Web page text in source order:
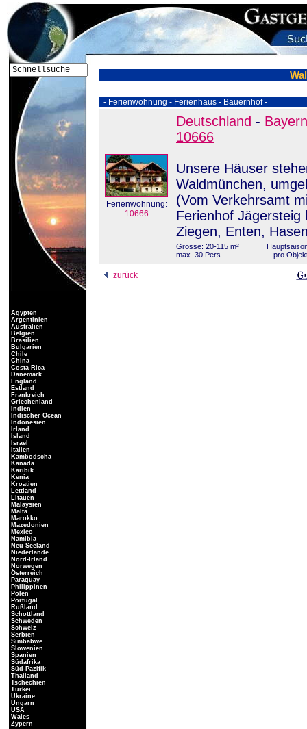
- Ferienwohnung - Ferienhaus - Bauernhof -
Ferienwohnung:
10666
Deutschland - Bayern
10666
Unsere Häuser
Waldmünchen,
(Vom Verkehrsamt
Ferienhof Jägersteig
Ziegen, Enten,
Grösse: 20-115 m²
max. 30 Pers.
pro
zurück
Ägypten
Argentinien
Australien
Belgien
Brasilien
Bulgarien
Chile
China
Costa Rica
Dänemark
England
Estland
Frankreich
Griechenland
Indien
Indischer Ocean
Indonesien
Irland
Island
Israel
Italien
Kambodscha
Kanada
Karibik
Kenia
Kroatien
Lettland
Litauen
Malaysien
Malta
Marokko
Mazedonien
Mexico
Namibia
Neu Seeland
Niederlande
Nord-Irland
Norwegen
Österreich
Paraguay
Philippinen
Polen
Portugal
Rußland
Schottland
Schweden
Schweiz
Serbien
Simbabwe
Slowenien
Spanien
Südafrika
Süd-Pazifik
Thailand
Tschechien
Türkei
Ukraine
Ungarn
USA
Wales
Zypern